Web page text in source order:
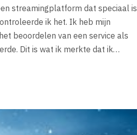
streamingplatform dat speciaal is
ik het. Ik heb mijn
beoordelen van een service als
Dit is wat ik merkte dat ik…